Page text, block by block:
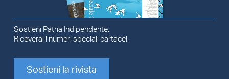
Sostieni Patria Indipendente.
Riceverai i numeri speciali cartacei.
Sostieni la rivista